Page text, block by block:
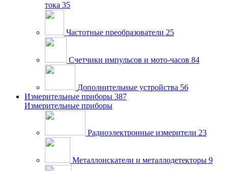
тока 35
Частотные преобразователи 25
Счетчики импульсов и мото-часов 84
Дополнительные устройства 56
Измерительные приборы 387
Измерительные приборы
Радиоэлектронные измерители 23
Металлоискатели и металлодетекторы 9